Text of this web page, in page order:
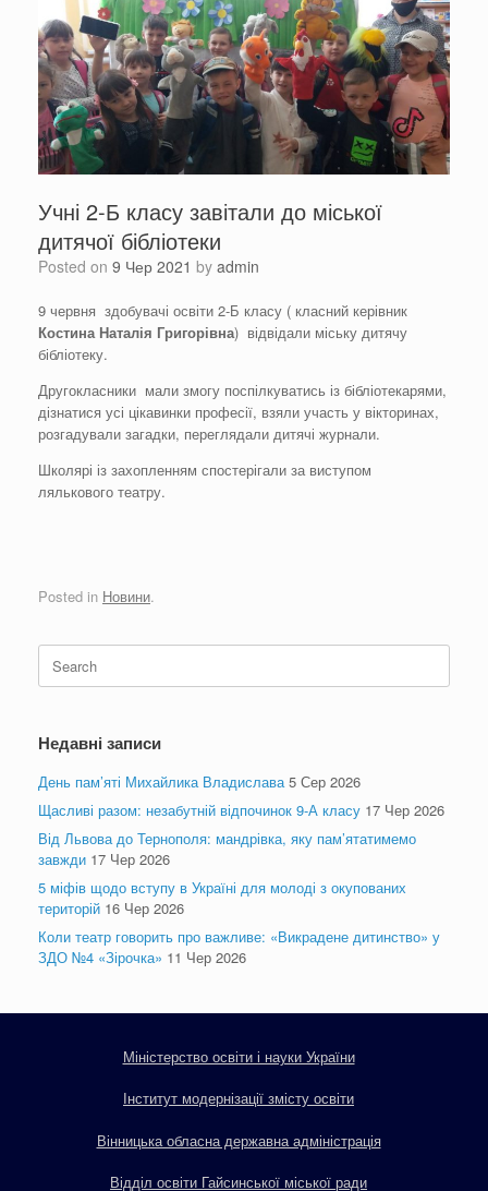
Учні 2-Б класу завітали до міської
дитячої бібліотеки
Posted on 9 Чер 2021 by admin
9 червня здобувачі освіти 2-Б класу ( класний керівник
Костина Наталія Григорівна) відвідали міську дитячу
бібліотеку.
Другокласники мали змогу поспілкуватись із бібліотекарями,
дізнатися усі цікавинки професії, взяли участь у вікторинах,
розгадували загадки, переглядали дитячі журнали.
Школярі із захопленням спостерігали за виступом
лялькового театру.
Posted in Новини.
Search
for:
Недавні записи
День пам’яті Михайлика Владислава 5 Сер 2026
Щасливі разом: незабутній відпочинок 9-А класу 17 Чер 2026
Від Львова до Тернополя: мандрівка, яку пам’ятатимемо
завжди 17 Чер 2026
5 міфів щодо вступу в Україні для молоді з окупованих
територій 16 Чер 2026
Коли театр говорить про важливе: «Викрадене дитинство» у
ЗДО №4 «Зірочка» 11 Чер 2026
Міністерство освіти і науки України
Інститут модернізації змісту освіти
Вінницька обласна державна адміністрація
Відділ освіти Гайсинської міської ради